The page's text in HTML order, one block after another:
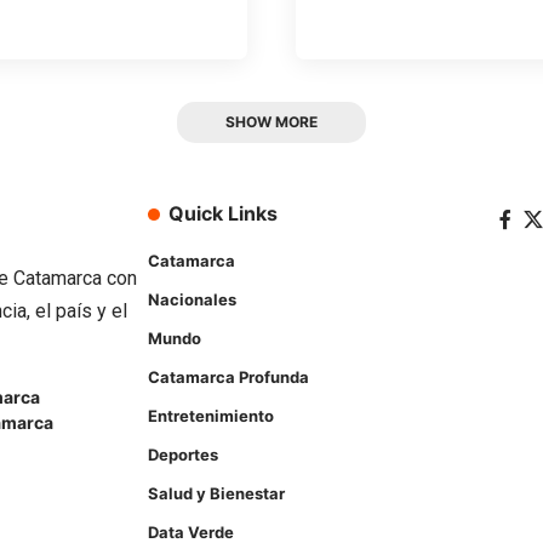
SHOW MORE
Catamarca con
el país y el
Quick Links
Catamarca
Nacionales
Mundo
Catamarca Profunda
Entretenimiento
Deportes
Salud y Bienestar
Data Verde